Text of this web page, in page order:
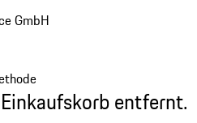
GmbH
entfernt.